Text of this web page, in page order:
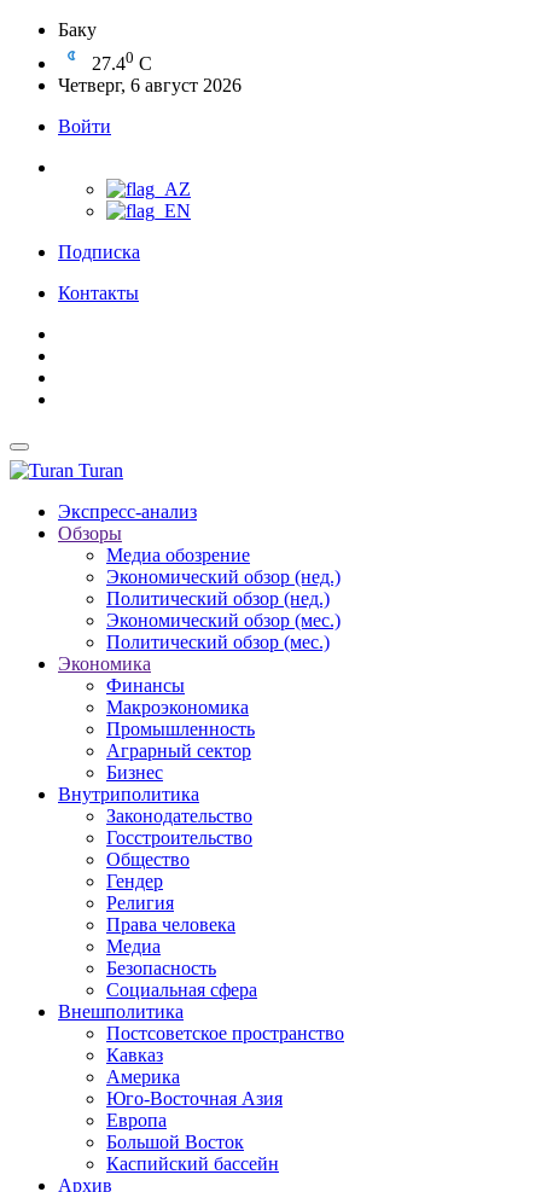
Баку
27.40 C
Четверг, 6 август 2026
Войти
Подписка
Контакты
Turan
Экспресс-анализ
Обзоры
Медиа обозрение
Экономический обзор (нед.)
Политический обзор (нед.)
Экономический обзор (мес.)
Политический обзор (мес.)
Экономика
Финансы
Макроэкономика
Промышленность
Аграрный сектор
Бизнес
Внутриполитика
Законодательство
Госстроительство
Общество
Гендер
Религия
Права человека
Медиа
Безопасность
Социальная сфера
Внешполитика
Постсоветское пространство
Кавказ
Америка
Юго-Восточная Азия
Европа
Большой Восток
Каспийский бассейн
Архив